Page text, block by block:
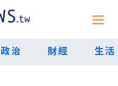
政治 財經 生活